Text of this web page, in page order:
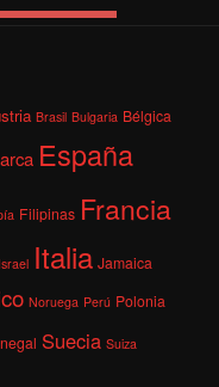
Brasil Bulgaria Bélgica
España
Filipinas Francia
Israel Italia Jamaica
Noruega Perú Polonia
Suecia Suiza